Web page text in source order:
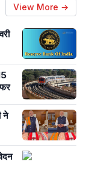
View More →
ने